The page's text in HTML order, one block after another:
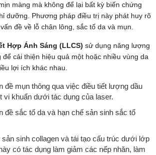
màng mà không để lại bất kỳ biến chứng
dưỡng. Phương pháp điều trị này phát huy rõ
đề về lỗ chân lông, sắc tố da và mụn.
Hợp Ánh Sáng (LLCS) sử dụng năng lượng
cải thiện hiệu quả một hoặc nhiều vùng da
lợi ích khác nhau.
đề mụn thông qua việc điều tiết lượng dầu
vi khuẩn dưới tác dụng của laser.
đề sắc tố da và hạn chế sản sinh sắc tố
sinh collagen và tái tạo cấu trúc dưới lớp
có tác dụng làm giảm các nếp nhăn, làm